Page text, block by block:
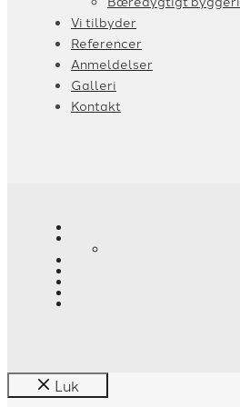
Vi tilbyder
Referencer
Anmeldelser
Galleri
Kontakt
Luk